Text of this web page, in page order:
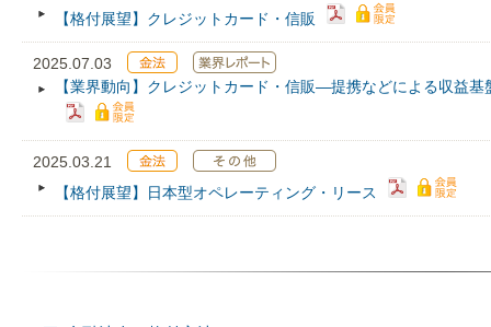
【格付展望】クレジットカード・信販
2025.07.03
【業界動向】クレジットカード・信販―提携などによる収益
2025.03.21
【格付展望】日本型オペレーティング・リース